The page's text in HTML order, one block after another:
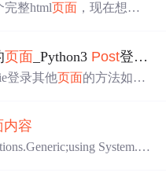
完整html页面 ，现在想要
页面 _Python3 Post登录并且保存cookie登录其他
登录其他页面的方法如下
login.asp...
内容
System.Te